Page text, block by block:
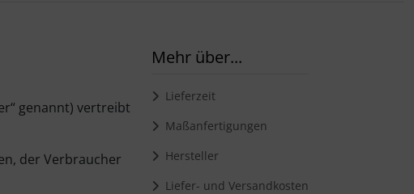
genannt) vertreibt
der Verbraucher
Mehr über...
Lieferzeit
Maßanfertigungen
Hersteller
Liefer- und Versandkosten